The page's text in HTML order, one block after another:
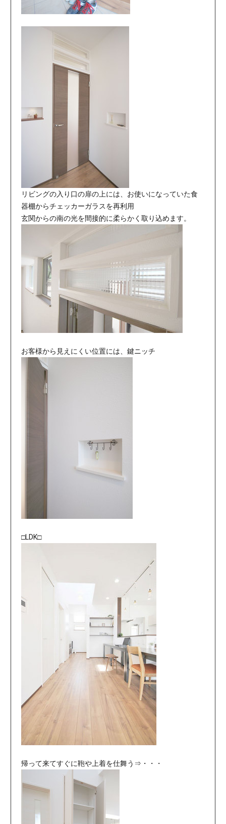
リビングの入り口の扉の上には、お使いになっていた食
器棚からチェッカーガラスを再利用
玄関からの南の光を間接的に柔らかく取り込めます。
お客様から見えにくい位置には、鍵ニッチ
□LDK□
帰って来てすぐに鞄や上着を仕舞う⇒・・・